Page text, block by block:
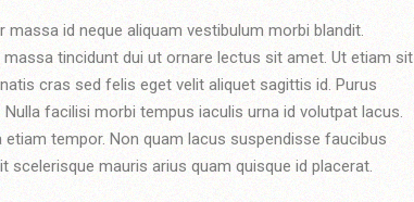
id neque aliquam vestibulum morbi blandit.
tincidunt dui ut ornare lectus sit amet. Ut etiam sit
cras sed felis eget velit aliquet sagittis id. Purus
facilisi morbi tempus iaculis urna id volutpat lacus.
tempor. Non quam lacus suspendisse faucibus
mauris arius quam quisque id placerat.